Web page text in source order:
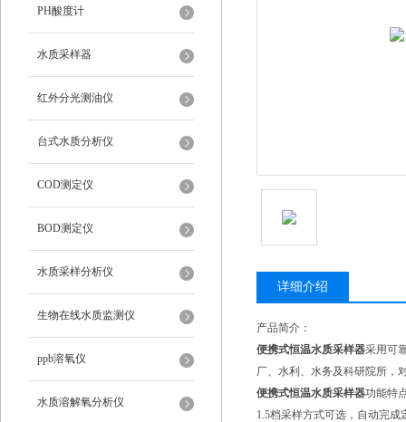
PH酸度计
水质采样器
红外分光测油仪
台式水质分析仪
COD测定仪
BOD测定仪
水质采样分析仪
生物在线水质监测仪
ppb溶氧仪
水质溶解氧分析仪
详细介绍
产品简介：
便携式恒温水质采样器采用可
厂、水利、水务及科研院所，
便携式恒温水质采样器功能特
1.5档采样方式可选，自动完